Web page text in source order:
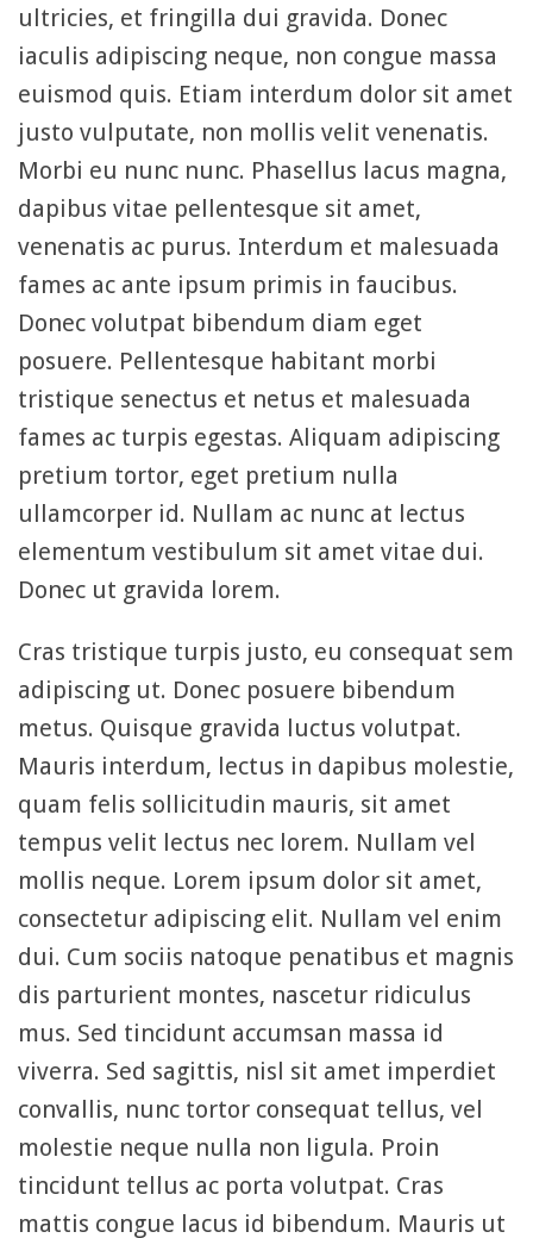
ultricies, et fringilla dui gravida. Donec
iaculis adipiscing neque, non congue massa
euismod quis. Etiam interdum dolor sit amet
justo vulputate, non mollis velit venenatis.
Morbi eu nunc nunc. Phasellus lacus magna,
dapibus vitae pellentesque sit amet,
venenatis ac purus. Interdum et malesuada
fames ac ante ipsum primis in faucibus.
Donec volutpat bibendum diam eget
posuere. Pellentesque habitant morbi
tristique senectus et netus et malesuada
fames ac turpis egestas. Aliquam adipiscing
pretium tortor, eget pretium nulla
ullamcorper id. Nullam ac nunc at lectus
elementum vestibulum sit amet vitae dui.
Donec ut gravida lorem.
Cras tristique turpis justo, eu consequat sem
adipiscing ut. Donec posuere bibendum
metus. Quisque gravida luctus volutpat.
Mauris interdum, lectus in dapibus molestie,
quam felis sollicitudin mauris, sit amet
tempus velit lectus nec lorem. Nullam vel
mollis neque. Lorem ipsum dolor sit amet,
consectetur adipiscing elit. Nullam vel enim
dui. Cum sociis natoque penatibus et magnis
dis parturient montes, nascetur ridiculus
mus. Sed tincidunt accumsan massa id
viverra. Sed sagittis, nisl sit amet imperdiet
convallis, nunc tortor consequat tellus, vel
molestie neque nulla non ligula. Proin
tincidunt tellus ac porta volutpat. Cras
mattis congue lacus id bibendum. Mauris ut